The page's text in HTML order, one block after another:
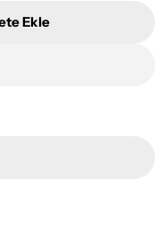
Halısı Adetini
Salon
Ekle